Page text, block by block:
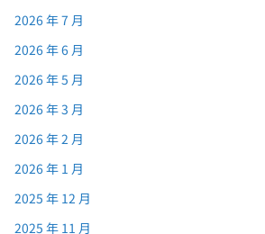
2026 年 7 月
2026 年 6 月
2026 年 5 月
2026 年 3 月
2026 年 2 月
2026 年 1 月
2025 年 12 月
2025 年 11 月